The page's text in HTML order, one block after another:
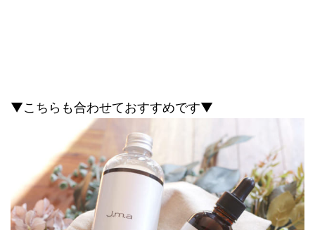
▼こちらも合わせておすすめです▼